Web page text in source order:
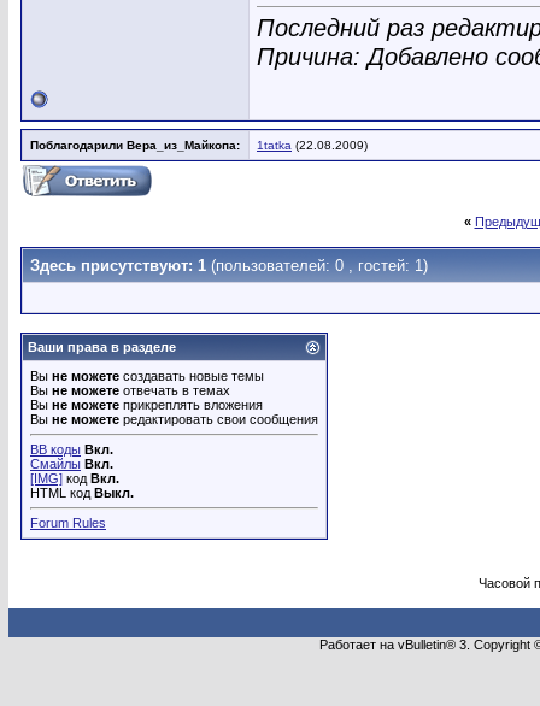
Последний раз
Причина: Добавлено
Поблагодарили Вера_из_Майкопа: 1tatka (22.08.2009)
«
Здесь присутствуют: 1 (пользователей: 0 , гостей: 1)
Ваши права в разделе
Вы не можете создавать новые темы
Вы не можете отвечать в темах
Вы не можете прикреплять вложения
Вы не можете редактировать свои сообщения
BB коды Вкл.
Смайлы Вкл.
[IMG] код Вкл.
HTML код Выкл.
Forum Rules
Часовой
Работает на vBulletin® 3.